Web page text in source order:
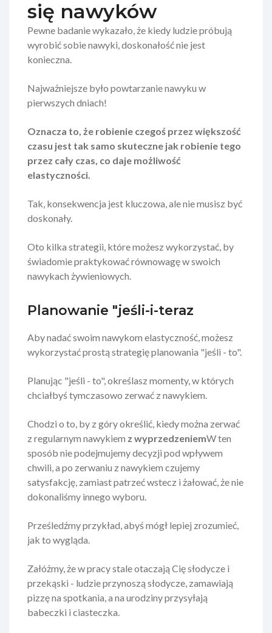
się nawyków
Pewne badanie wykazało, że kiedy ludzie próbują
wyrobić sobie nawyki, doskonałość nie jest
konieczna.
Najważniejsze było powtarzanie nawyku w
pierwszych dniach!
Oznacza to, że robienie czegoś przez większość
czasu jest tak samo skuteczne jak robienie tego
przez cały czas, co daje możliwość
elastyczności.
Tak, konsekwencja jest kluczowa, ale nie musisz być
doskonały.
Oto kilka strategii, które możesz wykorzystać, by
świadomie praktykować równowagę w swoich
nawykach żywieniowych.
Planowanie "jeśli-i-teraz
Aby nadać swoim nawykom elastyczność, możesz
wykorzystać prostą strategię planowania "jeśli - to".
Planując "jeśli - to", określasz momenty, w których
chciałbyś tymczasowo zerwać z nawykiem.
Chodzi o to, by z góry określić, kiedy można zerwać
z regularnym nawykiem z wyprzedzeniemW ten
sposób nie podejmujemy decyzji pod wpływem
chwili, a po zerwaniu z nawykiem czujemy
satysfakcję, zamiast patrzeć wstecz i żałować, że nie
dokonaliśmy innego wyboru.
Prześledźmy przykład, abyś mógł lepiej zrozumieć,
jak to wygląda.
Załóżmy, że w pracy stale otaczają Cię słodycze i
przekąski - ludzie przynoszą słodycze, zamawiają
pizzę na spotkania, a na urodziny przysyłają
babeczki i ciasteczka.